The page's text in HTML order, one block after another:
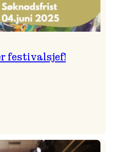
festivalsjef!